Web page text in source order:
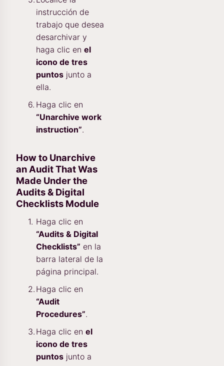
instrucción de
trabajo que desea
desarchivar y
haga clic en el
icono de tres
puntos junto a
ella.
Haga clic en
“Unarchive work
instruction”.
How to Unarchive
an Audit That Was
Made Under the
Audits & Digital
Checklists Module
Haga clic en
“Audits & Digital
Checklists” en la
barra lateral de la
página principal.
Haga clic en
“Audit
Procedures”.
Haga clic en el
icono de tres
puntos junto a